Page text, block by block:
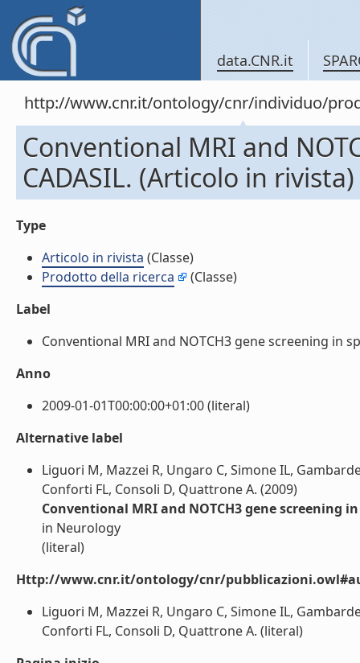
data.CNR.it
http://www.cnr.it/ontology/cnr/individuo/
Conventional MRI and
CADASIL. (Articolo in rivista)
Type
Articolo in rivista (Classe)
Prodotto della ricerca
(Classe)
Label
Conventional MRI and NOTCH3 gene screening in
Anno
2009-01-01T00:00:00+01:00 (literal)
Alternative label
Liguori M, Mazzei R, Ungaro C, Simone IL,
Conforti FL, Consoli D, Quattrone A. (2009)
Conventional MRI and NOTCH3 gene screening
in Neurology
(literal)
Http://www.cnr.it/ontology/cnr/
Liguori M, Mazzei R, Ungaro C, Simone IL,
Conforti FL, Consoli D, Quattrone A. (literal)